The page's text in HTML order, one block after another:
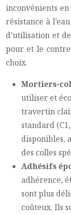
inconvénients
résistance à
d’utilisation et
pour et le
choix.
Mortiers-
utiliser et
travertin
standard
disponibles,
des colles
Adhésifs
adhérence,
sont plus
coûteux. Ils